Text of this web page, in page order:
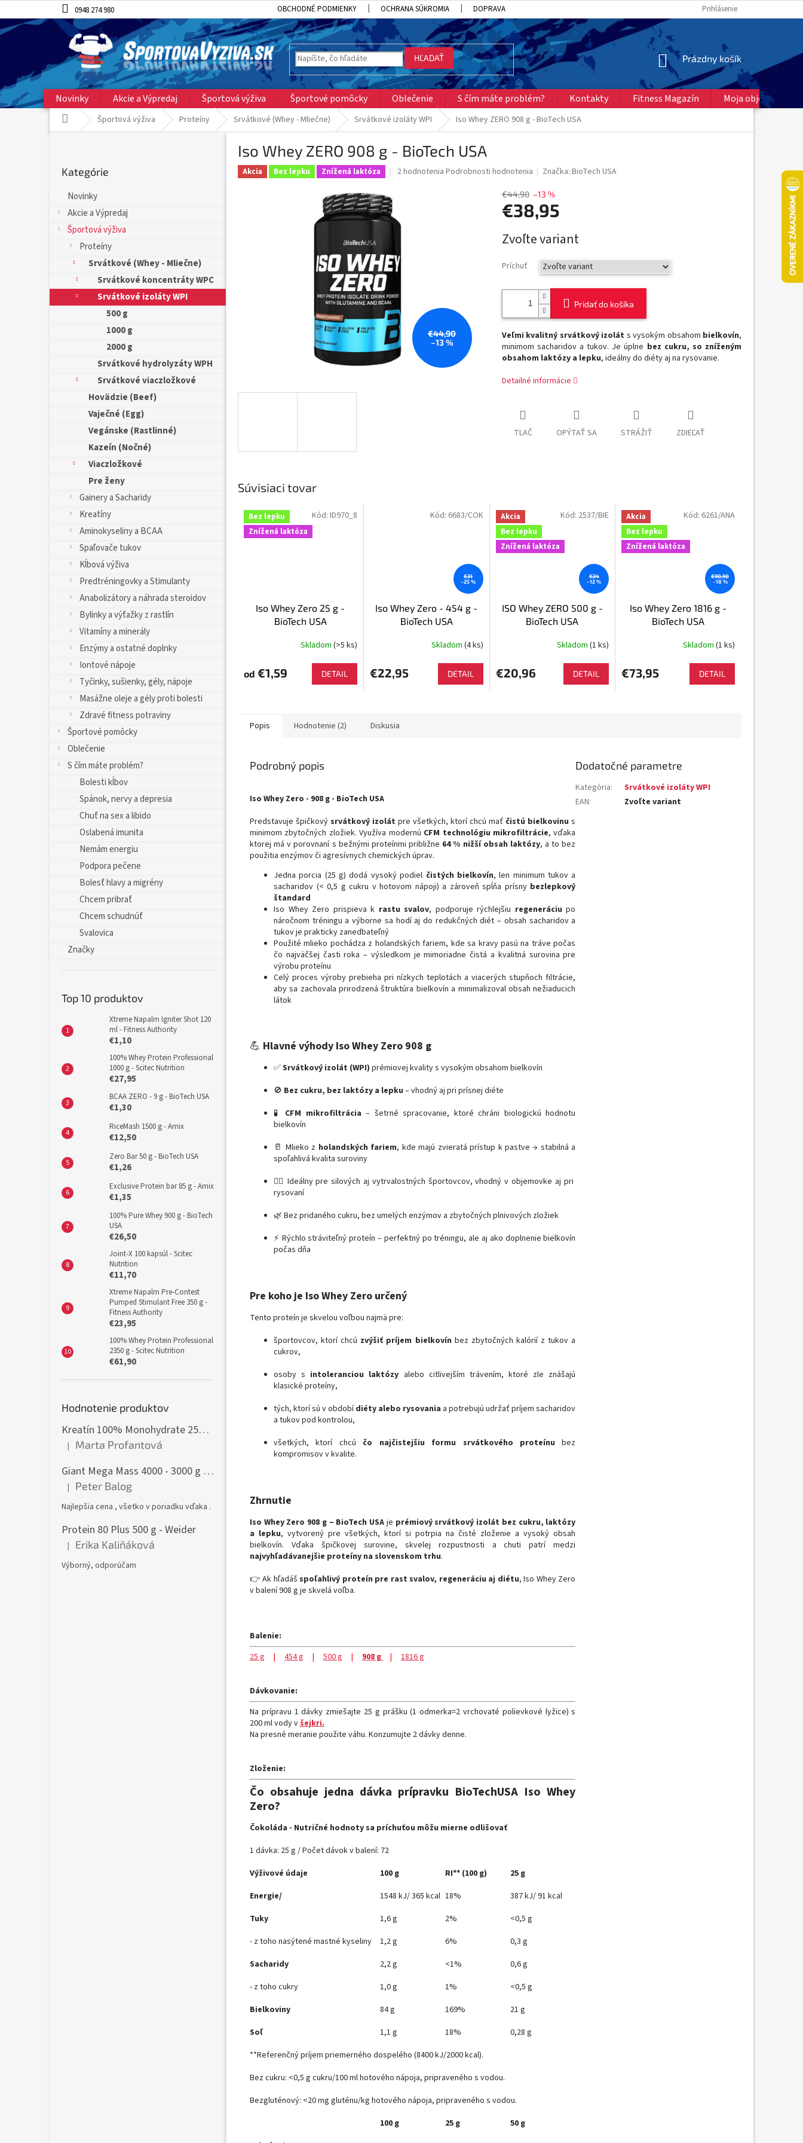
na
obsah
0948 274 980 OBCHODNÉ PODMIENKY OCHRANA SÚKROMIA DOPRAVA Prihlásenie
HĽADAŤ
NÁKUPNÝ
KOŠÍK
Prázdny košík
Novinky Akcie a Výpredaj Športová výživa Športové pomôcky Oblečenie S čím máte problém? Kontakty Fitness Magazín Moja objednávka
DomovŠportová výživa Proteíny Srvátkové (Whey - Mliečne) Srvátkové izoláty WPI Iso Whey ZERO 908 g - BioTech USA
kategórie
Kategórie
Novinky
Akcie a Výpredaj
Športová výživa
Proteíny
Srvátkové (Whey - Mliečne)
Srvátkové koncentráty WPC
Srvátkové izoláty WPI
500 g
1000 g
2000 g
Srvátkové hydrolyzáty WPH
Srvátkové viaczložkové
Hovädzie (Beef)
Vaječné (Egg)
Vegánske (Rastlinné)
Kazeín (Nočné)
Viaczložkové
Pre ženy
Gainery a Sacharidy
Kreatíny
Aminokyseliny a BCAA
Spaľovače tukov
Kĺbová výživa
Predtréningovky a Stimulanty
Anabolizátory a náhrada steroidov
Bylinky a výťažky z rastlín
Vitamíny a minerály
Enzýmy a ostatné doplnky
Iontové nápoje
Tyčinky, sušienky, gély, nápoje
Masážne oleje a gély proti bolesti
Zdravé fitness potraviny
Športové pomôcky
Oblečenie
S čím máte problém?
Bolesti kĺbov
Spánok, nervy a depresia
Chuť na sex a libido
Oslabená imunita
Nemám energiu
Podpora pečene
Bolesť hlavy a migrény
Chcem pribrať
Chcem schudnúť
Svalovica
Značky
Top 10 produktov
Xtreme Napalm Igniter Shot 120
ml - Fitness Authority
€1,10
100% Whey Protein Professional
1000 g - Scitec Nutrition
€27,95
BCAA ZERO - 9 g - BioTech USA
€1,30
RiceMash 1500 g - Amix
€12,50
Zero Bar 50 g - BioTech USA
€1,26
Exclusive Protein bar 85 g - Amix
€1,35
100% Pure Whey 900 g - BioTech
USA
€26,50
Joint-X 100 kapsúl - Scitec
Nutrition
€11,70
Xtreme Napalm Pre-Contest
Pumped Stimulant Free 350 g -
Fitness Authority
€23,95
100% Whey Protein Professional
2350 g - Scitec Nutrition
€61,90
Hodnotenie produktov
Kreatín 100% Monohydrate 250 g - GymBeam
Hodnotenie produktu je 5 z 5 hviezdičiek.
| Marta Profantová
Giant Mega Mass 4000 - 3000 g - Weider
Hodnotenie produktu je 5 z 5 hviezdičiek.
| Peter Balog
Najlepšia cena , všetko v poriadku vďaka .
Protein 80 Plus 500 g - Weider
Hodnotenie produktu je 5 z 5 hviezdičiek.
| Erika Kaliňáková
Výborný, odporúčam
Iso Whey ZERO 908 g - BioTech USA
Akcia Bez lepku Znížená laktóza
Priemerné
z
2 hodnotenia Podrobnosti hodnotenia Značka:BioTech USA
€44,90
–13 %
€44,90 –13 %
€38,95
cena:
Zvoľte variant
Príchuť
Pridať do košíka
Veľmi kvalitný srvátkový izolát s vysokým obsahom bielkovín,
minimom sacharidov a tukov. Je úplne bez cukru, so zníženým
obsahom laktózy a lepku, ideálny do diéty aj na rysovanie.
Detailné informácie
TLAČ OPÝTAŤ SA STRÁŽIŤ ZDIEĽAŤ
Súvisiaci tovar
Bez lepku
Znížená laktóza
Iso Whey Zero 25 g -
BioTech USA
Skladom (>5 ks)
od €1,59 DETAIL
Kód: ID970_8
€31
–25 %
Iso Whey Zero - 454 g -
BioTech USA
Skladom (4 ks)
€22,95 DETAIL
Kód: 6683/COK
Akcia
Bez lepku
Znížená laktóza
€24
–12 %
ISO Whey ZERO 500 g -
BioTech USA
Skladom(1 ks)
€20,96 DETAIL
Kód: 2537/BIE
Akcia
Bez lepku
Znížená laktóza
€90,90
–18 %
Iso Whey Zero 1816 g -
BioTech USA
produktu
je
Skladom(1 ks)
€73,95 DETAIL
Kód: 6261/ANA
Popis Hodnotenie (2) Diskusia
Podrobný popis
Iso Whey Zero - 908 g - BioTech USA
Predstavuje špičkovýsrvátkový izolát pre všetkých, ktorí chcú mať čistú bielkovinu s
minimom zbytočných zložiek. Využíva modernú CFM technológiu mikrofiltrácie, vďaka
ktorej má v porovnaní s bežnými proteínmi približne 64 % nižší obsah laktózy, a to bez
použitia enzýmov či agresívnych chemických úprav.
Jedna porcia (25 g) dodá vysoký podiel čistých bielkovín, len minimum tukov a
sacharidov (< 0,5 g cukru v hotovom nápoji) a zároveň spĺňa prísny bezlepkový
štandard
Iso Whey Zero prispieva k rastu svalov, podporuje rýchlejšiu regeneráciu po
náročnom tréningu a výborne sa hodí aj do redukčných diét – obsah sacharidov a
tukov je prakticky zanedbateľný
Použité mlieko pochádza z holandských fariem, kde sa kravy pasú na tráve počas
čo najväčšej časti roka – výsledkom je mimoriadne čistá a kvalitná surovina pre
výrobu proteínu
Celý proces výroby prebieha pri nízkych teplotách a viacerých stupňoch filtrácie,
aby sa zachovala prirodzená štruktúra bielkovín a minimalizoval obsah nežiaducich
látok
💪 Hlavné výhody Iso Whey Zero 908 g
✅Srvátkový izolát (WPI) prémiovej kvality s vysokým obsahom bielkovín
🚫 Bez cukru, bez laktózy a lepku – vhodný aj pri prísnej diéte
🧪 CFM mikrofiltrácia – šetrné spracovanie, ktoré chráni biologickú hodnotu
bielkovín
🥛 Mlieko z holandských fariem, kde majú zvieratá prístup k pastve → stabilná a
spoľahlivá kvalita suroviny
🧍‍♂️ Ideálny pre silových aj vytrvalostných športovcov, vhodný v objemovke aj pri
rysovaní
🌿 Bez pridaného cukru, bez umelých enzýmov a zbytočných plnivových zložiek
⚡ Rýchlo stráviteľný proteín – perfektný po tréningu, ale aj ako doplnenie bielkovín
počas dňa
Pre koho je Iso Whey Zero určený
Tento proteín je skvelou voľbou najmä pre:
športovcov, ktorí chcú zvýšiť príjem bielkovín bez zbytočných kalórií z tukov a
cukrov,
osoby s intoleranciou laktózy alebo citlivejším trávením, ktoré zle znášajú
klasické proteíny,
tých, ktorí sú v obdobídiéty alebo rysovania a potrebujú udržať príjem sacharidov
a tukov pod kontrolou,
všetkých, ktorí chcú čo najčistejšiu formu srvátkového proteínu bez
kompromisov v kvalite.
Zhrnutie
Iso Whey Zero 908 g – BioTech USA je prémiový srvátkový izolát bez cukru, laktózy
a lepku, vytvorený pre všetkých, ktorí si potrpia na čisté zloženie a vysoký obsah
bielkovín. Vďaka špičkovej surovine, skvelej rozpustnosti a chuti patrí medzi
najvyhľadávanejšie proteíny na slovenskom trhu.
👉 Ak hľadášspoľahlivý proteín pre rast svalov, regeneráciu aj diétu, Iso Whey Zero
v balení 908 g je skvelá voľba.
Balenie:
25 g | 454 g | 500 g | 908 g | 1816 g
Dávkovanie:
Na prípravu 1 dávky zmiešajte 25 g prášku (1 odmerka=2 vrchovaté polievkové lyžice) s
200 ml vody všejkri.
Na presné meranie použite váhu. Konzumujte 2 dávky denne.
Zloženie:
Čo obsahuje jedna dávka prípravku BioTechUSA Iso Whey
Zero?
Čokoláda - Nutričné hodnoty sa príchuťou môžu mierne odlišovať
1 dávka: 25 g / Počet dávok v balení: 72
Výživové údaje
100 g RI** (100 g)
25 g
Energie/
1548 kJ/ 365 kcal 18%
387 kJ/ 91 kcal
Tuky
1,6 g 2%
<0,5 g
- z toho nasýtené mastné kyseliny
1,2 g 6%
0,3 g
Sacharidy
2,2 g <1%
0,6 g
- z toho cukry
1,0 g 1%
<0,5 g
Bielkoviny
84 g 169%
21 g
Soľ
1,1 g 18%
0,28 g
**Referenčný príjem priemerného dospelého (8400 kJ/2000 kcal).
Bez cukru: <0,5 g cukru/100 ml hotového nápoja, pripraveného s vodou.
Bezgluténový: <20 mg gluténu/kg hotového nápoja, pripraveného s vodou.
100 g
25 g
50 g
Dodatočné parametre
Kategória:
Srvátkové izoláty WPI
EAN: Zvoľte variant